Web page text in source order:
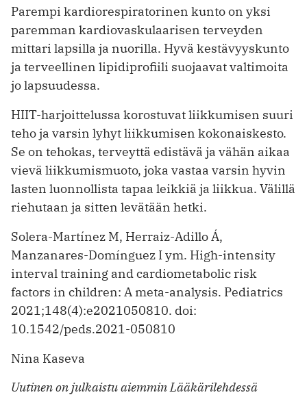
Parempi kardiorespiratorinen kunto on yksi
paremman kardiovaskulaarisen terveyden
mittari lapsilla ja nuorilla. Hyvä kestävyyskunto
ja terveellinen lipidiprofiili suojaavat valtimoita
jo lapsuudessa.
HIIT-harjoittelussa korostuvat liikkumisen suuri
teho ja varsin lyhyt liikkumisen kokonaiskesto.
Se on tehokas, terveyttä edistävä ja vähän aikaa
vievä liikkumismuoto, joka vastaa varsin hyvin
lasten luonnollista tapaa leikkiä ja liikkua. Välillä
riehutaan ja sitten levätään hetki.
Solera-Martínez M, Herraiz-Adillo Á,
Manzanares-Domínguez I ym. High-intensity
interval training and cardiometabolic risk
factors in children: A meta-analysis. Pediatrics
2021;148(4):e2021050810. doi:
10.1542/peds.2021-050810
Nina Kaseva
Uutinen on julkaistu aiemmin Lääkärilehdessä